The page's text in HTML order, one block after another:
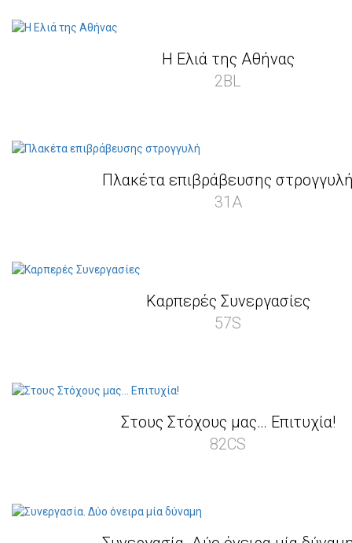
Η Ελιά της Αθήνας
2BL
Πλακέτα επιβράβευσης
31A
Καρπερές Συνεργασίες
57S
Στους Στόχους μας… Επιτυχία!
82CS